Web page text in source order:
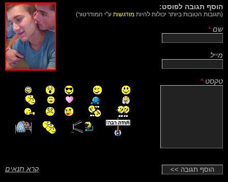
הוסף תגובה לפוסט:
(תגובות הטובות ביותר יכולות להיות מודגשות ע"י המודרטור)
שם *
מייל
טקסט *
קרא תנאים